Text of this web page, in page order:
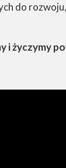
do
i życzymy